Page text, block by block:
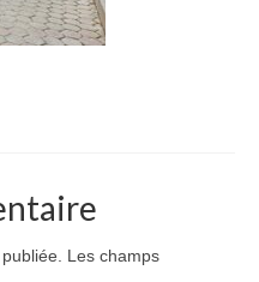
Les champs